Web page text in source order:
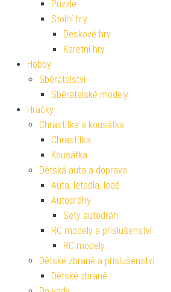
Puzzle
Stolní hry
Deskové hry
Karetní hry
Hobby
Sběratelství
Sběratelské modely
Hračky
Chrastítka a kousátka
Chrastítka
Kousátka
Dětská auta a doprava
Auta, letadla, lodě
Autodráhy
Sety autodráh
RC modely a příslušenství
RC modely
Dětské zbraně a příslušenství
Dětské zbraně